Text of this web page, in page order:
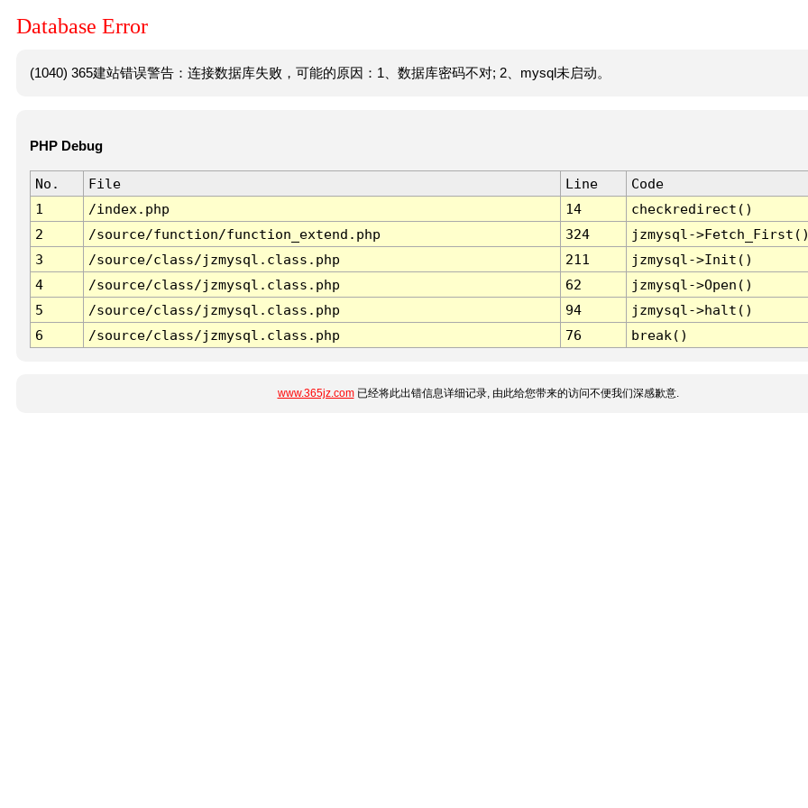
Database Error
(1040) 365建站错误警告：连接数据库失败，可能的原因：1、数据库密码不对; 2、mysql未启动。
PHP Debug
No. File Line
Code
1
/index.php 14
checkredirect()
2
/source/function/function_extend.php 324
jzmysql-
3
/source/class/jzmysql.class.php 211
jzmysql->Init()
4
/source/class/jzmysql.class.php 62
jzmysql->Open()
5
/source/class/jzmysql.class.php 94
jzmysql->halt()
6
/source/class/jzmysql.class.php 76 break()
www.365jz.com已经将此出错信息详细记录, 由此给您带来的访问不便我们深感歉意.